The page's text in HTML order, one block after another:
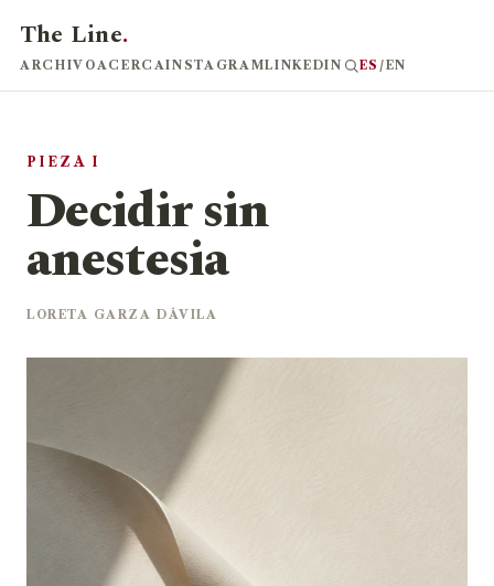
The Line.
ARCHIVOACERCAINSTAGRAMLINKEDIN ES /EN
PIEZA I
Decidir sin
anestesia
LORETA GARZA DÁVILA